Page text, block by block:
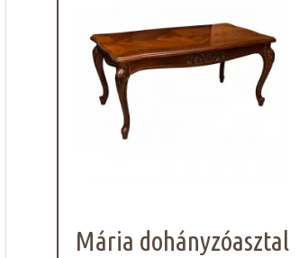
Mária dohányzóasztal